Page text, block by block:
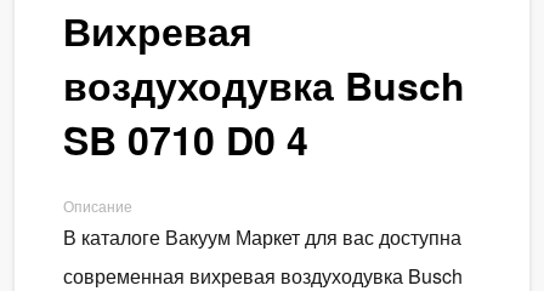
Вихревая
воздуходувка Busch
SB 0710 D0 4
Описание
В каталоге Вакуум Маркет для вас доступна
современная вихревая воздуходувка Busch